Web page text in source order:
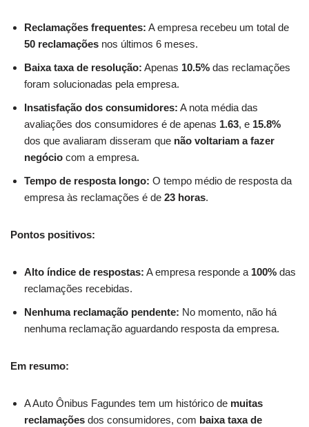
Reclamações frequentes: A empresa recebeu um total de
50 reclamações nos últimos 6 meses.
Baixa taxa de resolução: Apenas 10.5% das reclamações
foram solucionadas pela empresa.
Insatisfação dos consumidores: A nota média das
avaliações dos consumidores é de apenas 1.63, e 15.8%
dos que avaliaram disseram que não voltariam a fazer
negócio com a empresa.
Tempo de resposta longo: O tempo médio de resposta da
empresa às reclamações é de 23 horas.
Pontos positivos:
Alto índice de respostas: A empresa responde a 100% das
reclamações recebidas.
Nenhuma reclamação pendente: No momento, não há
nenhuma reclamação aguardando resposta da empresa.
Em resumo:
A Auto Ônibus Fagundes tem um histórico de muitas
reclamações dos consumidores, com baixa taxa de